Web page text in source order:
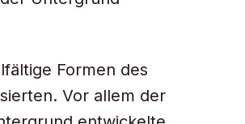
Formen des
Vor allem der